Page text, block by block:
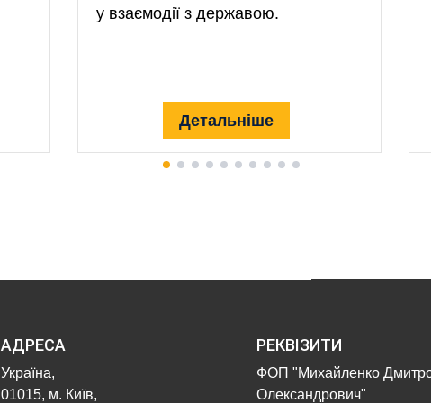
у взаємодії з державою.
Детальніше
АДРЕСА
Україна,
01015, м. Київ,
РЕКВІЗИТИ
ФОП "Михайленко
Олександрович"